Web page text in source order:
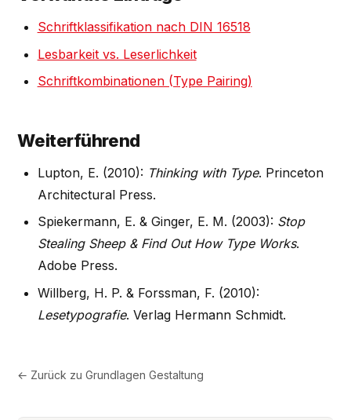
Schriftklassifikation nach DIN 16518
Lesbarkeit vs. Leserlichkeit
Schriftkombinationen (Type Pairing)
Weiterführend
Lupton, E. (2010): Thinking with Type. Princeton
Architectural Press.
Spiekermann, E. & Ginger, E. M. (2003): Stop
Stealing Sheep & Find Out How Type Works.
Adobe Press.
Willberg, H. P. & Forssman, F. (2010):
Lesetypografie. Verlag Hermann Schmidt.
← Zurück zuGrundlagen Gestaltung